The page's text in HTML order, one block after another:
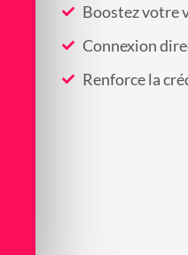
Boostez votre
Connexion
Renforce la